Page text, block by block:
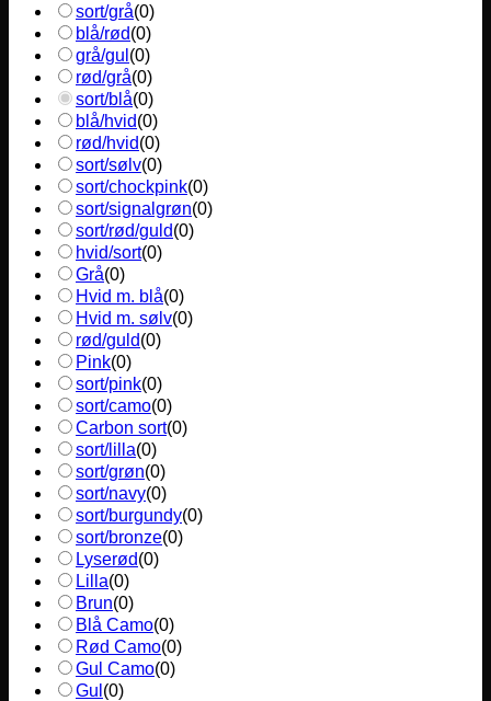
sort/grå(0)
blå/rød(0)
grå/gul (0)
rød/grå(0)
sort/blå(0)
blå/hvid(0)
rød/hvid(0)
sort/sølv(0)
sort/chockpink(0)
sort/signalgrøn(0)
sort/rød/guld(0)
hvid/sort(0)
Grå(0)
Hvid m. blå(0)
Hvid m. sølv(0)
rød/guld(0)
Pink(0)
sort/pink(0)
sort/camo(0)
Carbon sort(0)
sort/lilla(0)
sort/grøn(0)
sort/navy(0)
sort/burgundy(0)
sort/bronze(0)
Lyserød(0)
Lilla(0)
Brun(0)
Blå Camo(0)
Rød Camo(0)
Gul Camo(0)
Gul (0)